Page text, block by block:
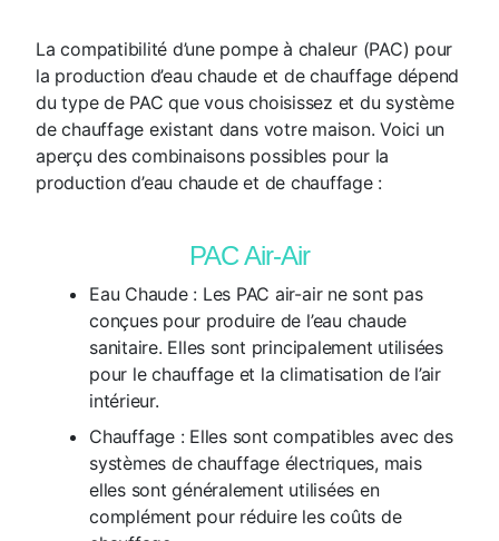
La compatibilité d’une pompe à chaleur (PAC) pour
la production d’eau chaude et de chauffage dépend
du type de PAC que vous choisissez et du système
de chauffage existant dans votre maison. Voici un
aperçu des combinaisons possibles pour la
production d’eau chaude et de chauffage :
PAC Air-Air
Eau Chaude : Les PAC air-air ne sont pas
conçues pour produire de l’eau chaude
sanitaire. Elles sont principalement utilisées
pour le chauffage et la climatisation de l’air
intérieur.
Chauffage :Elles sont compatibles avec des
systèmes de chauffage électriques, mais
elles sont généralement utilisées en
complément pour réduire les coûts de